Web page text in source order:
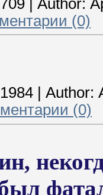
Author:
(0)
1984 Author:
(0)